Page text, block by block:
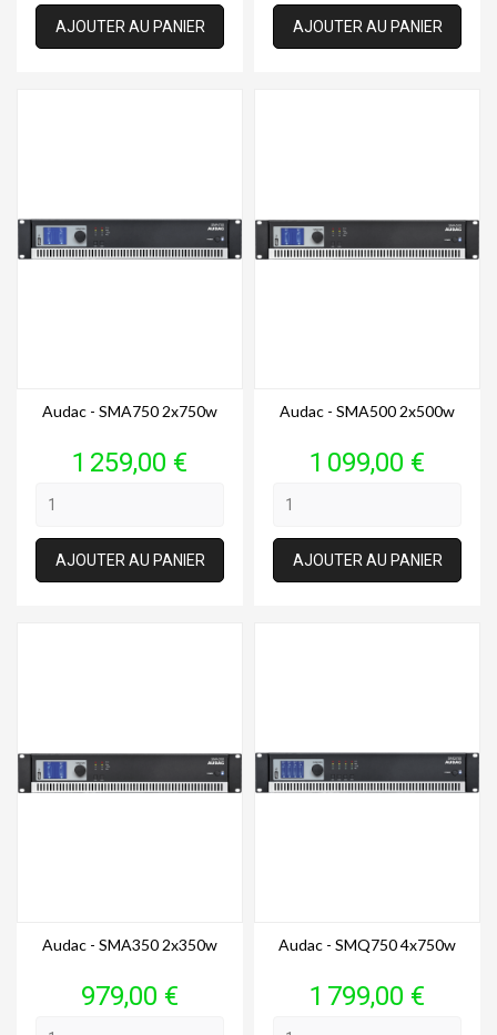
AJOUTER AU PANIER AJOUTER AU PANIER
Audac - SMA750 2x750w
Prix
1 259,00 €
AJOUTER AU PANIER
Audac - SMA500 2x500w
Prix
1 099,00 €
AJOUTER AU PANIER
Audac - SMA350 2x350w
Prix
979,00 €
Audac - SMQ750 4x750w
Prix
1 799,00 €